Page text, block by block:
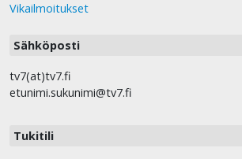
Vikailmoitukset
Sähköposti
tv7(at)tv7.fi
etunimi.sukunimi@tv7.fi
Tukitili